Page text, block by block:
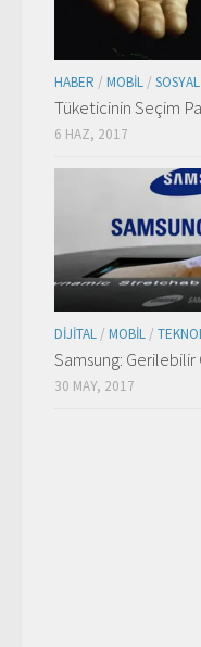
HABER / MOBIL/
Tüketicinin Seçim
6 HAZ, 2017
DIJITAL / MOBIL /
Samsung: Gerilebilir
30 MAY, 2017